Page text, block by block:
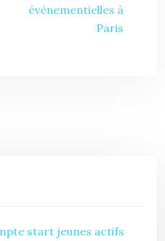
événementielles à
Paris
start jeunes actifs